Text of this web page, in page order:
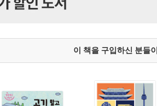
이 책을 구입하신 분들이